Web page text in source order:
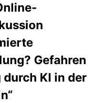
Gefahren
KI in der